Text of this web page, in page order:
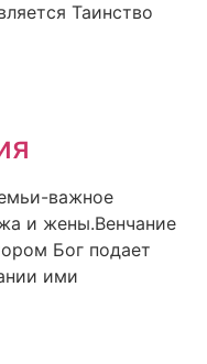
Таинство
важное
и жены.Венчание
Бог подает
ими